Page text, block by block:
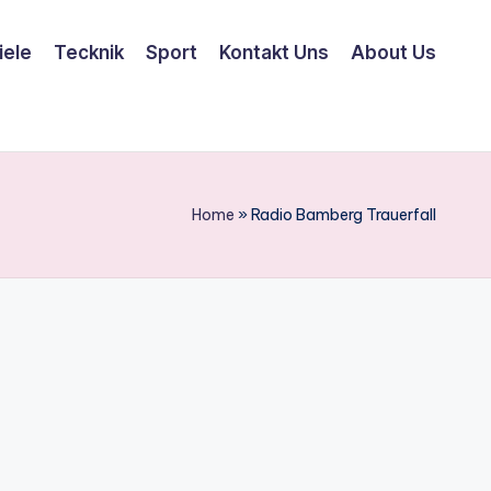
Tecknik Sport Kontakt Uns About Us
Home »Radio Bamberg Trauerfall